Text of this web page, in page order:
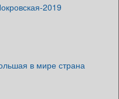
2019
в мире страна